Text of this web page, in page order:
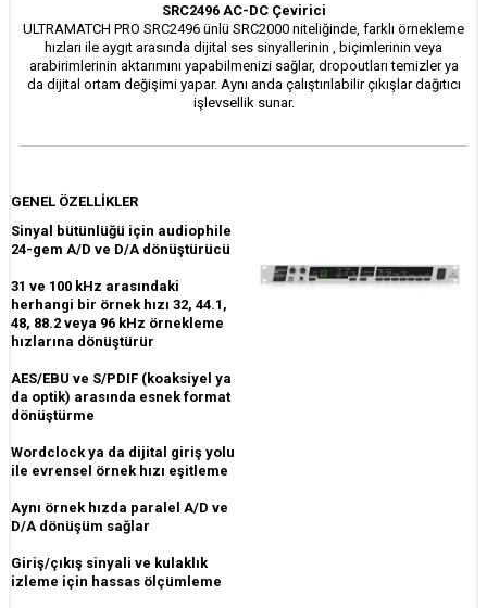
SRC2496 AC-DC Çevirici
ULTRAMATCH PRO SRC2496 ünlü SRC2000 niteliğinde, farklı örnekleme
hızları ile aygıt arasında dijital ses sinyallerinin , biçimlerinin veya
arabirimlerinin aktarımını yapabilmenizi sağlar, dropoutları temizler ya
da dijital ortam değişimi yapar. Aynı anda çalıştırılabilir çıkışlar dağıtıcı
işlevsellik sunar.
GENEL ÖZELLİKLER
Sinyal bütünlüğü için audiophile
24-gem A/D ve D/A dönüştürücü
31 ve 100 kHz arasındaki
herhangi bir örnek hızı 32, 44.1,
48, 88.2 veya 96 kHz örnekleme
hızlarına dönüştürür
AES/EBU ve S/PDIF (koaksiyel ya
da optik) arasında esnek format
dönüştürme
Wordclock ya da dijital giriş yolu
ile evrensel örnek hızı eşitleme
Aynı örnek hızda paralel A/D ve
D/A dönüşüm sağlar
Giriş/çıkış sinyali ve kulaklık
izleme için hassas ölçümleme